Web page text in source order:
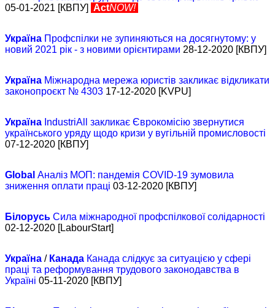
05-01-2021 [КВПУ] ActNOW!
Україна Профспілки не зупиняються на досягнутому: у
новий 2021 рік - з новими орієнтирами 28-12-2020 [КВПУ]
Україна Міжнародна мережа юристів закликає відкликати
законопроєкт № 4303 17-12-2020 [KVPU]
Україна IndustriAll закликає Єврокомісію звернутися
українського уряду щодо кризи у вугільній промисловості
07-12-2020 [КВПУ]
Global Аналіз МОП: пандемія COVID-19 зумовила
зниження оплати праці 03-12-2020 [КВПУ]
Білорусь Сила міжнародної профспілкової солідарності
02-12-2020 [LabourStart]
Україна / Канада Канада слідкує за ситуацією у сфері
праці та реформування трудового законодавства в
Україні 05-11-2020 [КВПУ]